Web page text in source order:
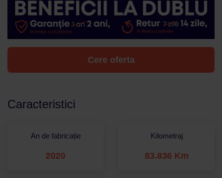
Cere oferta
Caracteristici
An de fabricație
2020
Kilometraj
83.836 Km